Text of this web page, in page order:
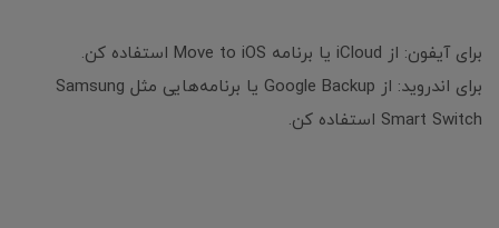
برای آیفون: از iCloud یا برنامه Move to iOS استفاده کن.
برای اندروید: از Google Backup یا برنامه‌هایی مثل Samsung
Smart Switch استفاده کن.